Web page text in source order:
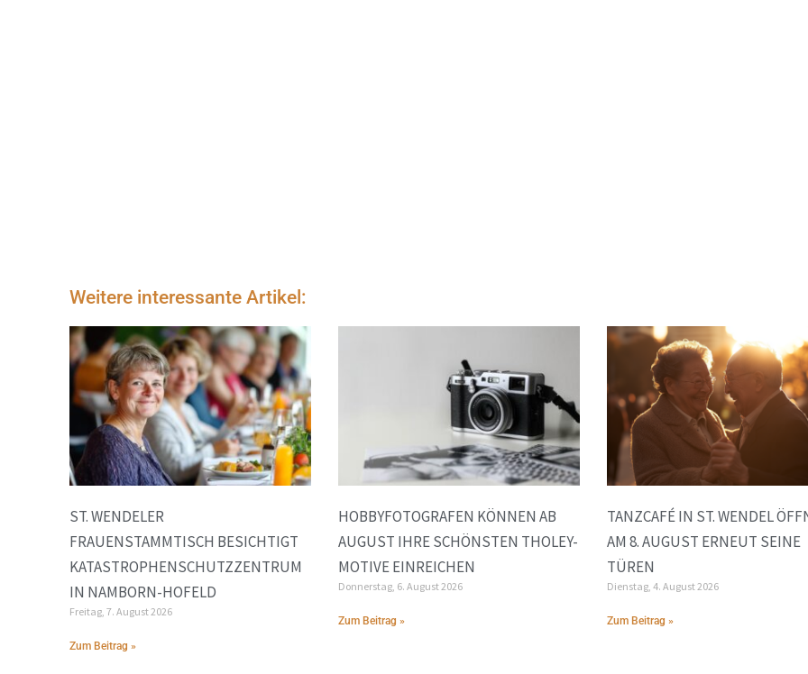
Weitere interessante Artikel:
ST. WENDELER
FRAUENSTAMMTISCH BESICHTIGT
KATASTROPHENSCHUTZZENTRUM
IN NAMBORN-HOFELD
Freitag, 7. August 2026
Zum Beitrag »
HOBBYFOTOGRAFEN KÖNNEN AB
AUGUST IHRE SCHÖNSTEN THOLEY-
MOTIVE EINREICHEN
Donnerstag, 6. August 2026
Zum Beitrag »
TANZCAFÉ IN ST. WENDEL
AM 8. AUGUST ERNEUT SEINE
TÜREN
Dienstag, 4. August 2026
Zum Beitrag »